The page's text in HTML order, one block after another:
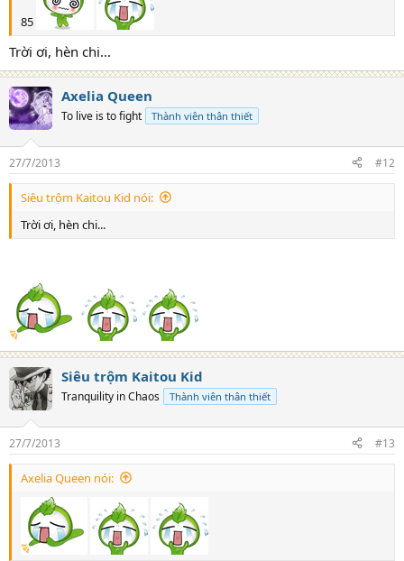
85
Trời ơi, hèn chi...
Axelia Queen
To live is to fight Thành viên thân thiết
27/7/2013 #12
Siêu trộm Kaitou Kid nói:
Trời ơi, hèn chi...
Siêu trộm Kaitou Kid
Tranquility in Chaos Thành viên thân thiết
27/7/2013 #13
Axelia Queen nói: